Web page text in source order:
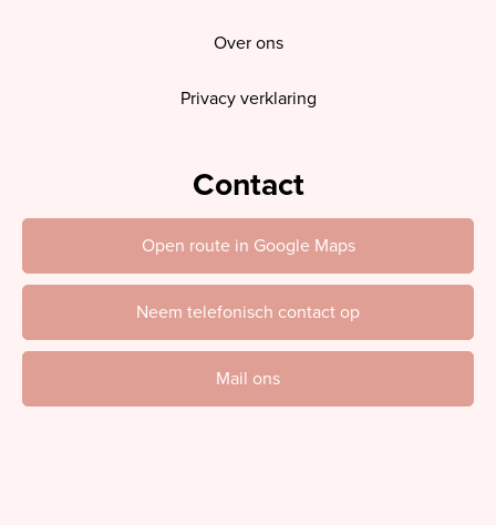
Over ons
Privacy verklaring
Contact
Open route in Google Maps
Neem telefonisch contact op
Mail ons